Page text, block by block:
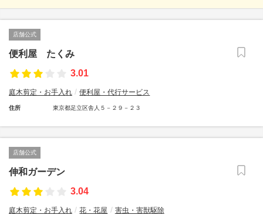
店舗公式
便利屋 たくみ
3.01
庭木剪定・お手入れ 便利屋・代行サービス
住所 東京都足立区舎人５－２９－２３
店舗公式
伸和ガーデン
3.04
庭木剪定・お手入れ 花・花屋 害虫・害獣駆除